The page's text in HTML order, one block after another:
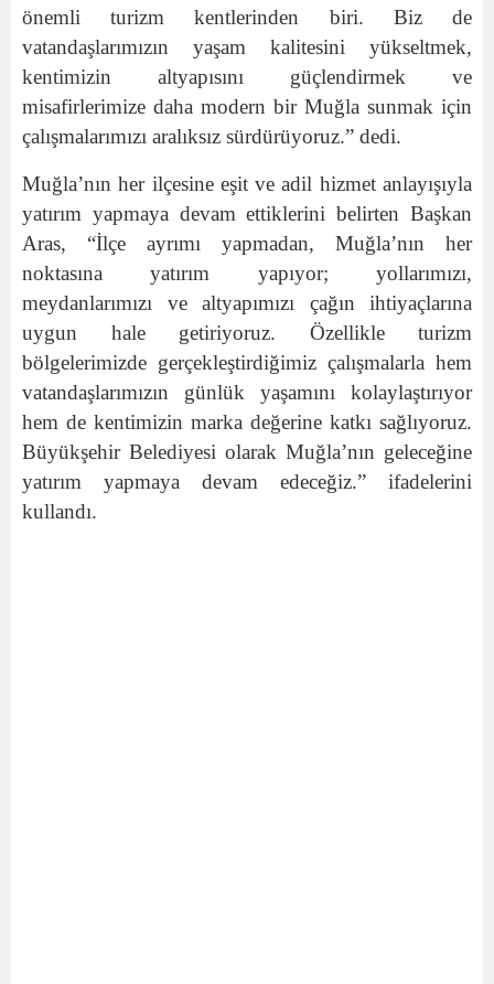
önemli turizm kentlerinden biri. Biz de
vatandaşlarımızın yaşam kalitesini yükseltmek,
kentimizin altyapısını güçlendirmek ve
misafirlerimize daha modern bir Muğla sunmak için
çalışmalarımızı aralıksız sürdürüyoruz.” dedi.
Muğla’nın her ilçesine eşit ve adil hizmet anlayışıyla
yatırım yapmaya devam ettiklerini belirten Başkan
Aras, “İlçe ayrımı yapmadan, Muğla’nın her
noktasına yatırım yapıyor; yollarımızı,
meydanlarımızı ve altyapımızı çağın ihtiyaçlarına
uygun hale getiriyoruz. Özellikle turizm
bölgelerimizde gerçekleştirdiğimiz çalışmalarla hem
vatandaşlarımızın günlük yaşamını kolaylaştırıyor
hem de kentimizin marka değerine katkı sağlıyoruz.
Büyükşehir Belediyesi olarak Muğla’nın geleceğine
yatırım yapmaya devam edeceğiz.” ifadelerini
kullandı.